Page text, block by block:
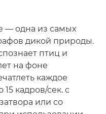
— одна из самых
дикой природы.
птиц и
на фоне
каждое
кадров/сек. с
или со